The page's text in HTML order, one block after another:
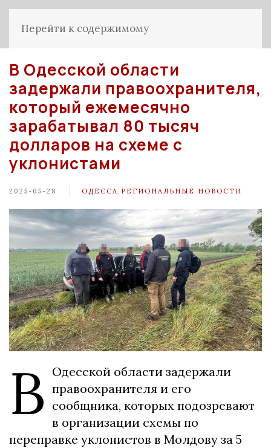
Перейти к содержимому
В Одесской области
задержали правоохранителя,
который ежемесячно
зарабатывал 80 тысяч
долларов на схеме с
уклонистами
2025-05-28 ОДЕССА РЕГИОНАЛЬНЫЕ НОВОСТИ
В Одесской области задержали
правоохранителя и его
сообщника, которых подозревают
в организации схемы по
переправке уклонистов в Молдову за 5